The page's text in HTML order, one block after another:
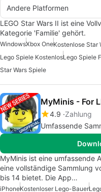
Andere Platformen
LEGO Star Wars II ist eine
Kategorie 'Familie' gehört.
WindowsXbox One
Lego Spiele KostenlosLego Spiele
Star Wars Spiele
MyMinis - For
4.9 Zahlung
Umfassende
MyMinis ist eine umfassende
eine vollständige Sammlung
bis 14 bietet. Die App…
iPhoneKostenloser Lego-Bauer